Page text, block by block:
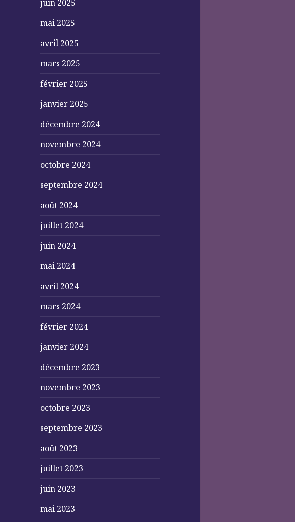
juin 2025
mai 2025
avril 2025
mars 2025
février 2025
janvier 2025
décembre 2024
novembre 2024
octobre 2024
septembre 2024
août 2024
juillet 2024
juin 2024
mai 2024
avril 2024
mars 2024
février 2024
janvier 2024
décembre 2023
novembre 2023
octobre 2023
septembre 2023
août 2023
juillet 2023
juin 2023
mai 2023